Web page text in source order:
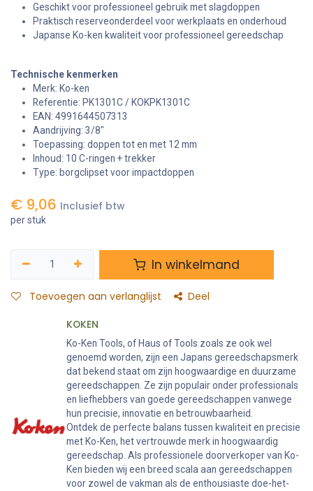
Geschikt voor professioneel gebruik met slagdoppen
Praktisch reserveonderdeel voor werkplaats en onderhoud
Japanse Ko-ken kwaliteit voor professioneel gereedschap
Technische kenmerken
Merk: Ko-ken
Referentie: PK1301C / KOKPK1301C
EAN: 4991644507313
Aandrijving: 3/8"
Toepassing: doppen tot en met 12 mm
Inhoud: 10 C-ringen + trekker
Type: borgclipset voor impactdoppen
€ 9,06 Inclusief btw
per stuk
In winkelmand
Toevoegen aan verlanglijst Deel
KOKEN
Ko-Ken Tools, of Haus of Tools zoals ze ook wel
genoemd worden, zijn een Japans gereedschapsmerk
dat bekend staat om zijn hoogwaardige en duurzame
gereedschappen. Ze zijn populair onder professionals
en liefhebbers van goede gereedschappen vanwege
hun precisie, innovatie en betrouwbaarheid.
Ontdek de perfecte balans tussen kwaliteit en precisie
met Ko-Ken, het vertrouwde merk in hoogwaardig
gereedschap. Als professionele doorverkoper van Ko-
Ken bieden wij een breed scala aan gereedschappen
voor zowel de vakman als de enthousiaste doe-het-